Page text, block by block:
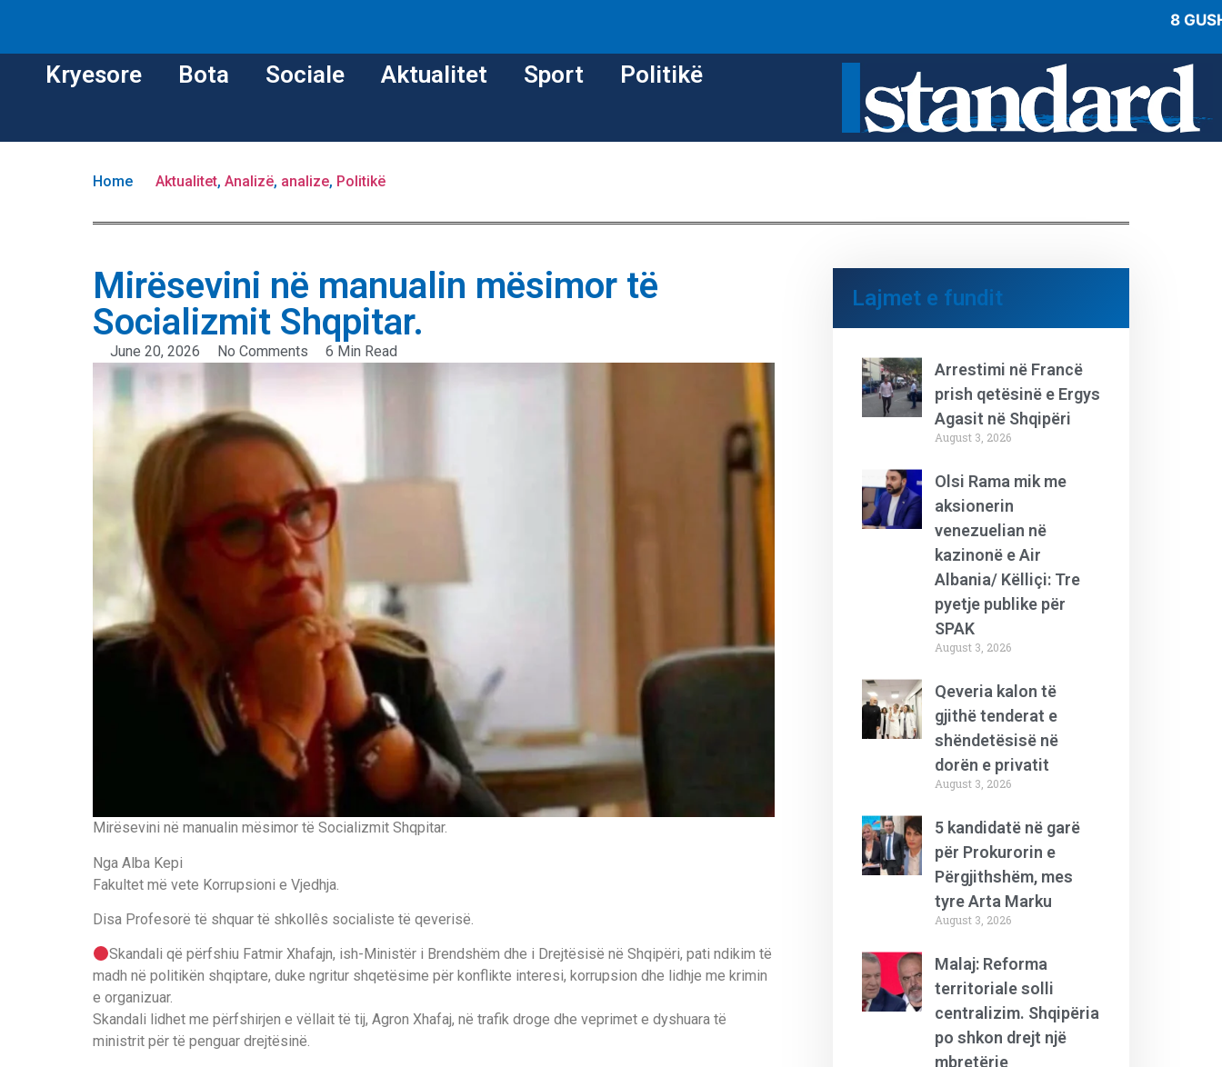
8
Kryesore Bota Sociale Aktualitet Sport Politikë
Home Aktualitet, Analizë, analize, Politikë
Mirësevini në manualin mësimor të
Socializmit Shqpitar.
June 20, 2026 No Comments 6 Min Read
Mirësevini në manualin mësimor të Socializmit Shqpitar.
Nga Alba Kepi
Fakultet më vete Korrupsioni e Vjedhja.
Disa Profesorë të shquar të shkollês socialiste të qeverisë.
Skandali që përfshiu Fatmir Xhafajn, ish-Ministër i Brendshëm dhe i Drejtësisë në Shqipëri, pati ndikim të
madh në politikën shqiptare, duke ngritur shqetësime për konflikte interesi, korrupsion dhe lidhje me krimin
e organizuar.
Skandali lidhet me përfshirjen e vëllait të tij, Agron Xhafaj, në trafik droge dhe veprimet e dyshuara të
ministrit për të penguar drejtësinë.
Lajmet e fundit
Arrestimi në Francë
prish qetësinë e Ergys
Agasit në Shqipëri
August 3, 2026
Olsi Rama mik me
aksionerin
venezuelian në
kazinonë e Air
Albania/ Këlliçi: Tre
pyetje publike për
SPAK
August 3, 2026
Qeveria kalon të
gjithë tenderat e
shëndetësisë në
dorën e privatit
August 3, 2026
5 kandidatë në garë
për Prokurorin e
Përgjithshëm, mes
tyre Arta Marku
August 3, 2026
Malaj: Reforma
territoriale solli
centralizim. Shqipëria
po shkon drejt një
mbretërie